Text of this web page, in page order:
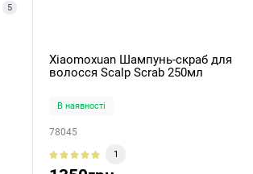
5
Xiaomoxuan Шампунь-скраб для
волосся Scalp Scrab 250мл
В наявності
78045
1